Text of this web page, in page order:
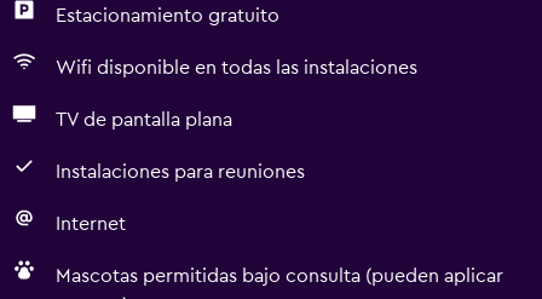
Estacionamiento gratuito
Wifi disponible en todas las instalaciones
TV de pantalla plana
Instalaciones para reuniones
Internet
Mascotas permitidas bajo consulta (pueden aplicar